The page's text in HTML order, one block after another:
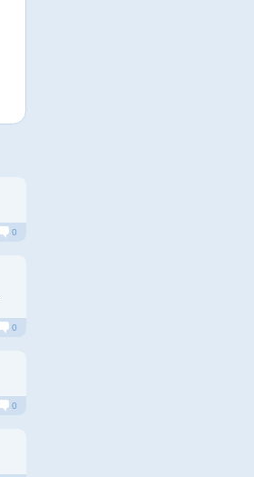
0
0
0